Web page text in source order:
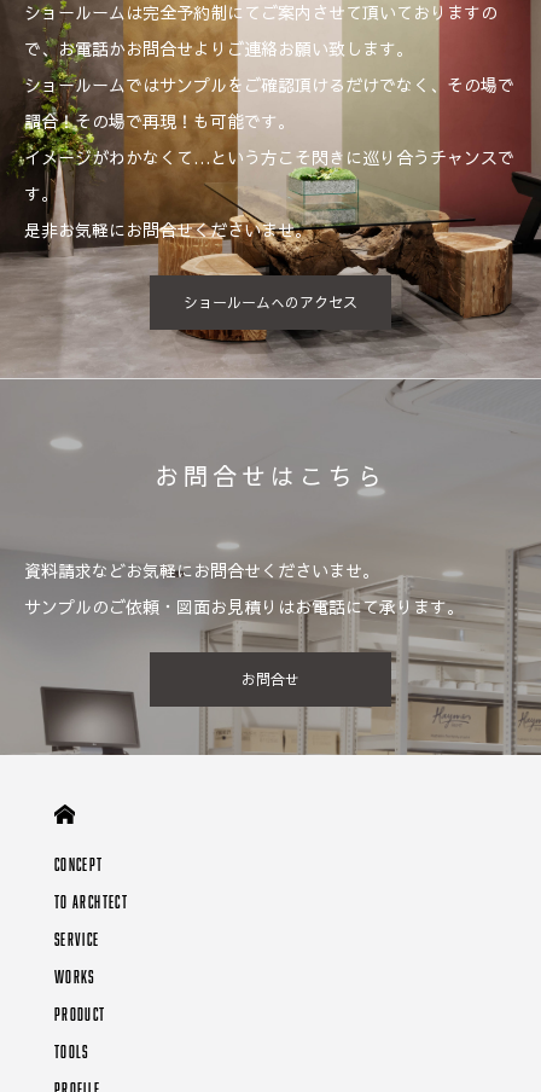
ショールームは完全予約制にてご案内させて頂いておりますの
で、お電話かお問合せよりご連絡お願い致します。
ショールームではサンプルをご確認頂けるだけでなく、その場で
調合！その場で再現！も可能です。
イメージがわかなくて…という方こそ閃きに巡り合うチャンスで
す。
是非お気軽にお問合せくださいませ。
ショールームへのアクセス
お問合せはこちら
資料請求などお気軽にお問合せくださいませ。
サンプルのご依頼・図面お見積りはお電話にて承ります。
お問合せ
CONCEPT
TO ARCHTECT
SERVICE
WORKS
PRODUCT
TOOLS